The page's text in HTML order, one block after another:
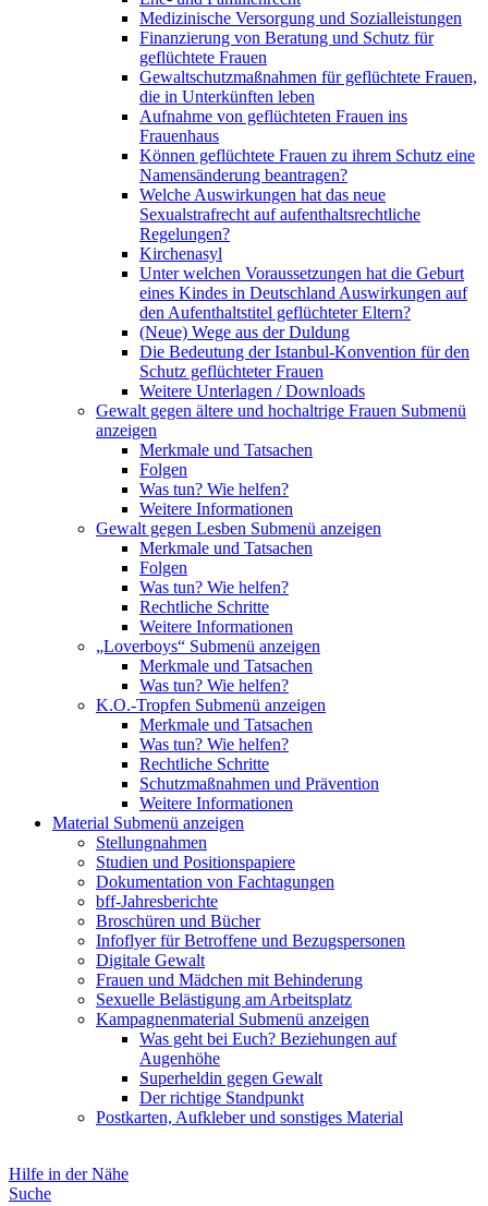
Medizinische Versorgung und Sozialleistungen
Finanzierung von Beratung und Schutz für
geflüchtete Frauen
Gewaltschutzmaßnahmen für geflüchtete Frauen,
die in Unterkünften leben
Aufnahme von geflüchteten Frauen ins
Frauenhaus
Können geflüchtete Frauen zu ihrem Schutz eine
Namensänderung beantragen?
Welche Auswirkungen hat das neue
Sexualstrafrecht auf aufenthaltsrechtliche
Regelungen?
Kirchenasyl
Unter welchen Voraussetzungen hat die Geburt
eines Kindes in Deutschland Auswirkungen auf
den Aufenthaltstitel geflüchteter Eltern?
(Neue) Wege aus der Duldung
Die Bedeutung der Istanbul-Konvention für den
Schutz geflüchteter Frauen
Weitere Unterlagen / Downloads
Gewalt gegen ältere und hochaltrige Frauen Submenü
anzeigen
Merkmale und Tatsachen
Folgen
Was tun? Wie helfen?
Weitere Informationen
Gewalt gegen Lesben Submenü anzeigen
Merkmale und Tatsachen
Folgen
Was tun? Wie helfen?
Rechtliche Schritte
Weitere Informationen
„Loverboys“ Submenü anzeigen
Merkmale und Tatsachen
Was tun? Wie helfen?
K.O.-Tropfen Submenü anzeigen
Merkmale und Tatsachen
Was tun? Wie helfen?
Rechtliche Schritte
Schutzmaßnahmen und Prävention
Weitere Informationen
Material Submenü anzeigen
Stellungnahmen
Studien und Positionspapiere
Dokumentation von Fachtagungen
bff-Jahresberichte
Broschüren und Bücher
Infoflyer für Betroffene und Bezugspersonen
Digitale Gewalt
Frauen und Mädchen mit Behinderung
Sexuelle Belästigung am Arbeitsplatz
Kampagnenmaterial Submenü anzeigen
Was geht bei Euch? Beziehungen auf
Augenhöhe
Superheldin gegen Gewalt
Der richtige Standpunkt
Postkarten, Aufkleber und sonstiges Material
Hilfe in der Nähe
Suche